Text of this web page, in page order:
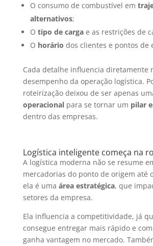
O consumo de combustível em
alternativos;
O tipo de cargae as restrições de
O horário dos clientes e pontos de
Cada detalhe influencia diretamente
desempenho da operação logística.
roteirização deixou de ser apenas
operacionalpara se tornar um pilar
dentro das empresas.
Logística inteligente começa na
A logística moderna não se resume
mercadorias do ponto de origem até
ela é uma área estratégica, que
setores da empresa.
Ela influencia a competitividade, já
consegue entregar mais rápido e
ganha vantagem no mercado.